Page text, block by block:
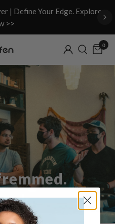
| Define Your Edge. Explore
>>
0